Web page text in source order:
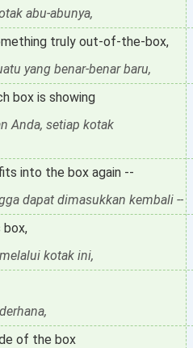
abu-abunya,
truly out-of-the-box,
yang benar-benar baru,
box is showing
Anda, setiap kotak
into the box again --
dapat dimasukkan kembali --
box,
kotak ini,
of the box